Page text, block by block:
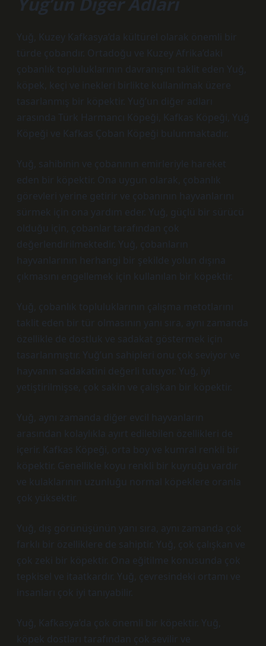
Yuğ, Kuzey Kafkasya’da kültürel olarak önemli bir
türde çobandır. Ortadoğu ve Kuzey Afrika’daki
çobanlık topluluklarının davranışını taklit eden Yuğ,
köpek, keçi ve inekleri birlikte kullanılmak üzere
tasarlanmış bir köpektir. Yuğ’un diğer adları
arasında Türk Harmancı Köpeği, Kafkas Köpeği, Yuğ
Köpeği ve Kafkas Çoban Köpeği bulunmaktadır.
Yuğ, sahibinin ve çobanının emirleriyle hareket
eden bir köpektir. Ona uygun olarak, çobanlık
görevleri yerine getirir ve çobanının hayvanlarını
sürmek için ona yardım eder. Yuğ, güçlü bir sürücü
olduğu için, çobanlar tarafından çok
değerlendirilmektedir. Yuğ, çobanların
hayvanlarının herhangi bir şekilde yolun dışına
çıkmasını engellemek için kullanılan bir köpektir.
Yuğ, çobanlık topluluklarının çalışma metotlarını
taklit eden bir tür olmasının yanı sıra, aynı zamanda
özellikle de dostluk ve sadakat göstermek için
tasarlanmıştır. Yuğ’un sahipleri onu çok seviyor ve
hayvanın sadakatini değerli tutuyor. Yuğ, iyi
yetiştirilmişse, çok sakin ve çalışkan bir köpektir.
Yuğ, aynı zamanda diğer evcil hayvanların
arasından kolaylıkla ayırt edilebilen özellikleri de
içerir. Kafkas Köpeği, orta boy ve kumral renkli bir
köpektir. Genellikle koyu renkli bir kuyruğu vardır
ve kulaklarının uzunluğu normal köpeklere oranla
çok yüksektir.
Yuğ, dış görünüşünün yanı sıra, aynı zamanda çok
farklı bir özelliklere de sahiptir. Yuğ, çok çalışkan ve
çok zeki bir köpektir. Ona eğitilme konusunda çok
tepkisel ve itaatkardır. Yuğ, çevresindeki ortamı ve
insanları çok iyi tanıyabilir.
Yuğ, Kafkasya’da çok önemli bir köpektir. Yuğ,
köpek dostları tarafından çok sevilir ve